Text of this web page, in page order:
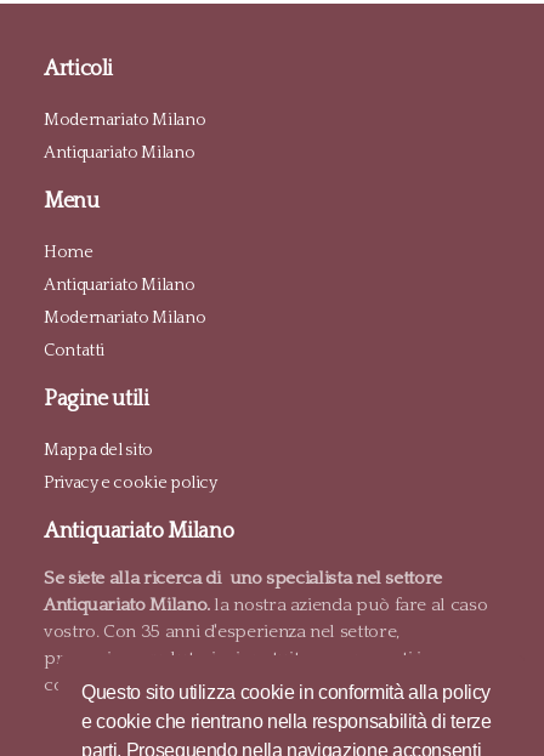
Questo sito utilizza cookie in conformità alla policy
e cookie che rientrano nella responsabilità di terze
parti. Proseguendo nella navigazione acconsenti
Articoli
Modernariato Milano
Antiquariato Milano
Menu
Home
Antiquariato Milano
Modernariato Milano
Contatti
Pagine utili
Mappa del sito
Privacy e cookie policy
Antiquariato Milano
Se siete alla ricerca di uno specialista nel settore
Antiquariato Milano.la nostra azienda può fare al caso
vostro. Con 35 anni d'esperienza nel settore,
proponiamo valutazioni gratuite e pagamenti in
contanti.